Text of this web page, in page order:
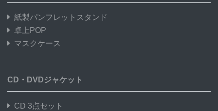
紙製パンフレットスタンド
卓上POP
マスクケース
CD・DVDジャケット
CD 3点セット